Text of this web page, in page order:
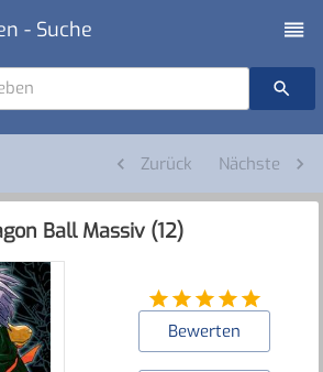
- Suche
Zurück Nächste
Ball Massiv (12)
Bewerten